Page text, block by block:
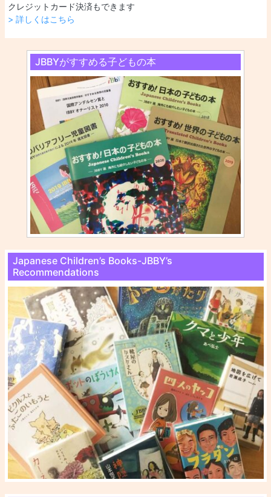
クレジットカード決済もできます
> 詳しくはこちら
JBBYがすすめる子どもの本
Japanese Children’s Books-JBBY’s
Recommendations